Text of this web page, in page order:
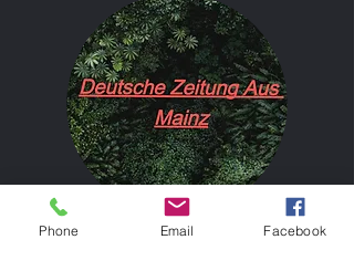
Phone Email Facebook